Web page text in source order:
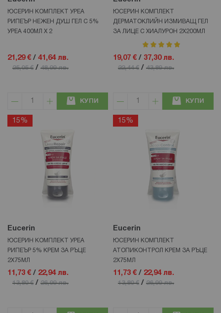
ЮСЕРИН КОМПЛЕКТ УРЕА
РИПЕЪР НЕЖЕН ДУШ ГЕЛ С 5%
УРЕА 400МЛ Х 2
21,29 € / 41,64 лв.
25,05 € / 48,99 лв.
КУПИ
ЮСЕРИН КОМПЛЕКТ
ДЕРМАТОКЛИЙН ИЗМИВАЩ ГЕЛ
ЗА ЛИЦЕ С ХИАЛУРОН 2Х200МЛ
рейтинг:
19,07 € / 37,30 лв.
22,44 € / 43,89 лв.
КУПИ
15%
Eucerin
ЮСЕРИН КОМПЛЕКТ УРЕА
РИПЕЪР 5% КРЕМ ЗА РЪЦЕ
2Х75МЛ
11,73 € / 22,94 лв.
13,80 € / 26,99 лв.
15%
Eucerin
ЮСЕРИН КОМПЛЕКТ
АТОПИКОНТРОЛ КРЕМ ЗА РЪЦЕ
2Х75МЛ
11,73 € / 22,94 лв.
13,80 € / 26,99 лв.